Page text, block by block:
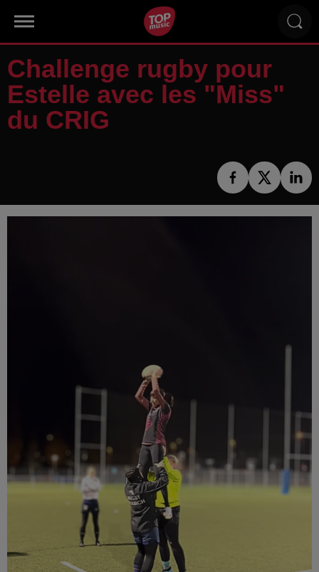
Challenge rugby pour
Estelle avec les "Miss"
du CRIG